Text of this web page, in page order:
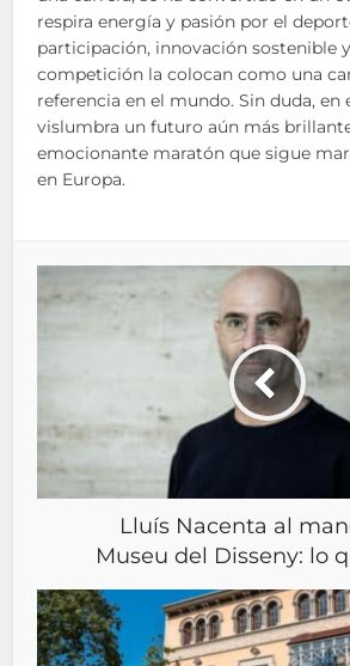
respira energía y pasión por el
participación, innovación sostenible
competición la colocan como una
referencia en el mundo. Sin duda, en
vislumbra un futuro aún más
emocionante maratón que sigue
en Europa.
Lluís Nacenta al
Museu del Disseny: lo